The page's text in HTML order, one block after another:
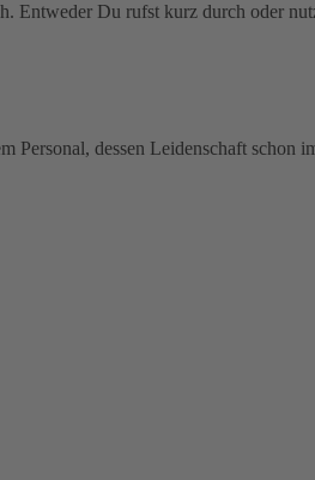
Entweder Du rufst kurz durch oder
Personal, dessen Leidenschaft schon